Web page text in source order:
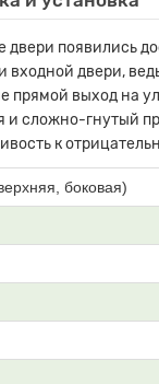
появились
двери,
выход на
гнутый
к
боковая)